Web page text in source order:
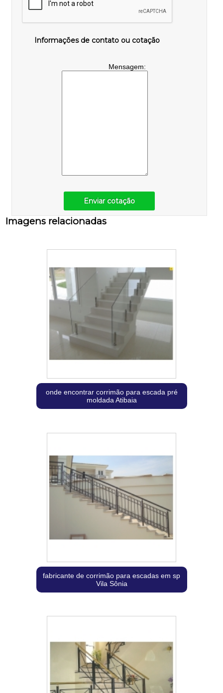
Informações de contato ou cotação
Mensagem:
Enviar cotação
Imagens relacionadas
onde encontrar corrimão para escada pré
moldada Atibaia
fabricante de corrimão para escadas em sp
Vila Sônia